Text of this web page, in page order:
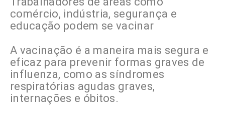
comércio, indústria, segurança e
educação podem se vacinar
A vacinação é a maneira mais segura e
eficaz para prevenir formas graves de
influenza, como as síndromes
respiratórias agudas graves,
internações e óbitos.